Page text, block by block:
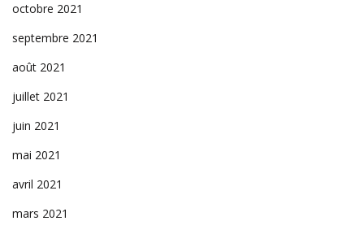
octobre 2021
septembre 2021
août 2021
juillet 2021
juin 2021
mai 2021
avril 2021
mars 2021